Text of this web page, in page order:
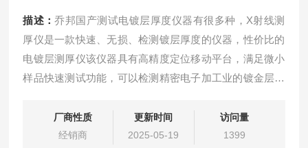
描述：乔邦国产测试电镀层厚度仪器有很多种，X射线测
厚仪是一款快速、无损、检测镀层厚度的仪器，性价比的
电镀层测厚仪该仪器具有高精度定位移动平台，满足微小
样品快速测试功能，可以检测精密电子加工业的镀金层厚
厂商性质
经销商
更新时间
2025-05-19
访问量
1399